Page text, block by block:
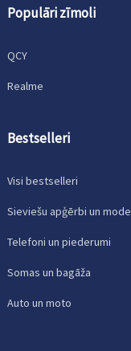
Populāri zīmoli
QCY
Realme
Bestselleri
Visi bestselleri
Sieviešu apģērbi un mode
Telefoni un piederumi
Somas un bagāža
Auto un moto